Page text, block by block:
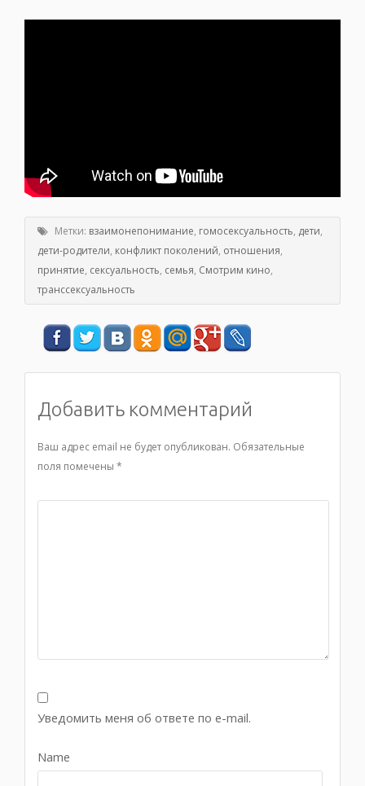
Метки: взаимонепонимание, гомосексуальность, дети,
дети-родители, конфликт поколений, отношения,
принятие, сексуальность, семья, Смотрим кино,
транссексуальность
Добавить комментарий
Ваш адрес email не будет опубликован. Обязательные
поля помечены *
Уведомить меня об ответе по e-mail.
Name